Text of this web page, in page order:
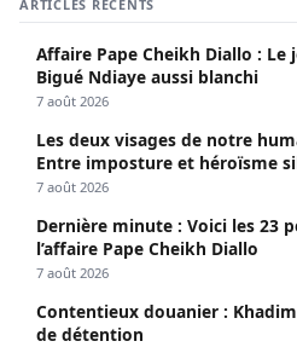
ARTICLES RÉCENTS
Affaire Pape Cheikh Diallo : Le
Bigué Ndiaye aussi blanchi
7 août 2026
Les deux visages de notre
Entre imposture et héroïsme
Seydi)
7 août 2026
Dernière minute : Voici les 23
l’affaire Pape Cheikh Diallo
7 août 2026
Contentieux douanier :
de détention